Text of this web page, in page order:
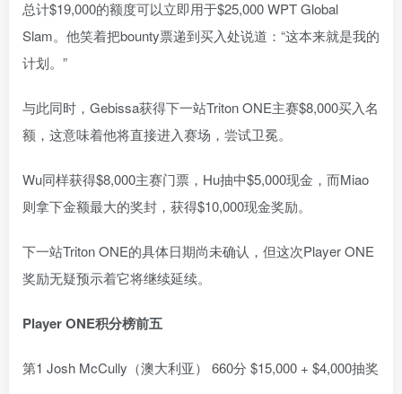
总计$19,000的额度可以立即用于$25,000 WPT Global
Slam。他笑着把bounty票递到买入处说道：“这本来就是我的
计划。”
与此同时，Gebissa获得下一站Triton ONE主赛$8,000买入名
额，这意味着他将直接进入赛场，尝试卫冕。
Wu同样获得$8,000主赛门票，Hu抽中$5,000现金，而Miao
则拿下金额最大的奖封，获得$10,000现金奖励。
下一站Triton ONE的具体日期尚未确认，但这次Player ONE
奖励无疑预示着它将继续延续。
Player ONE积分榜前五
第1 Josh McCully（澳大利亚） 660分 $15,000 + $4,000抽奖